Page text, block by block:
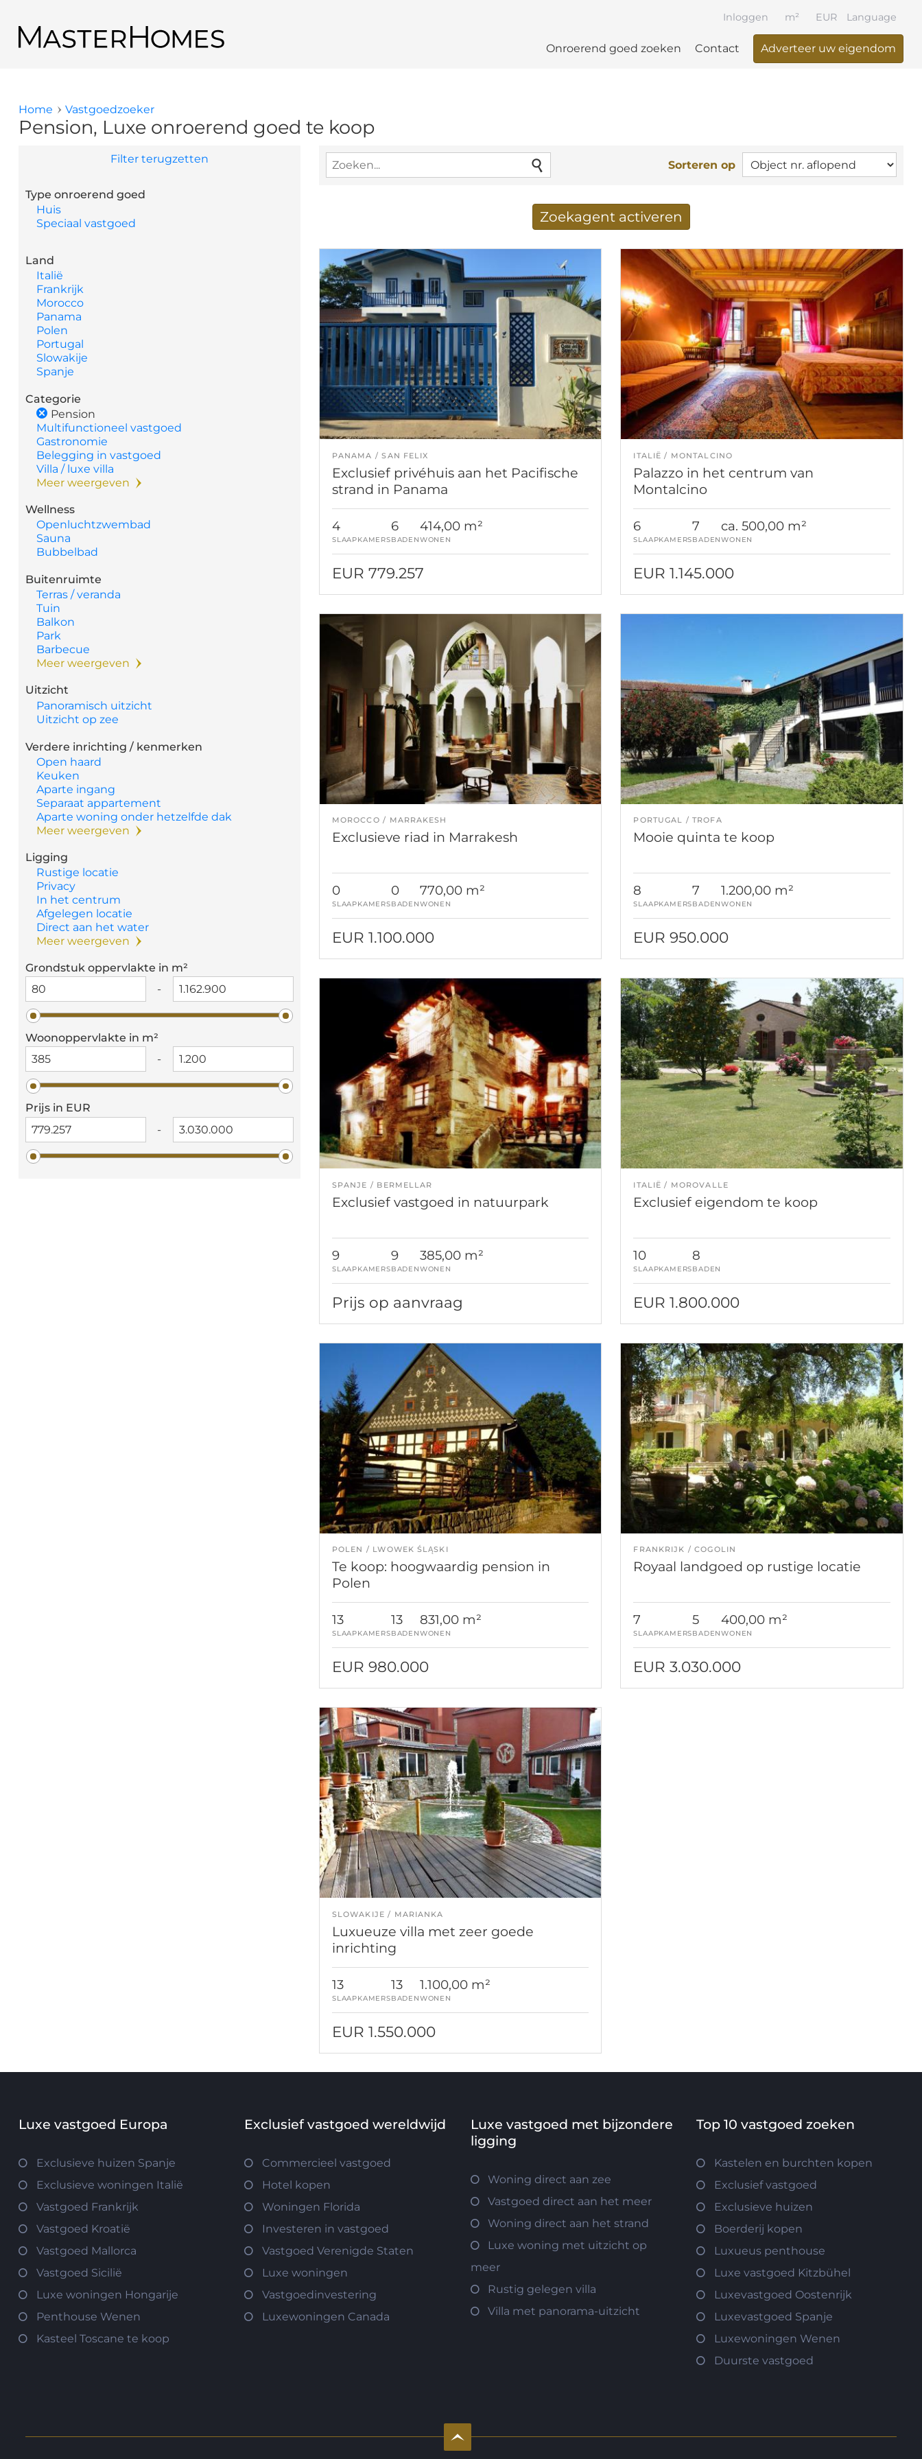
Language
Onroerend goed zoeken Contact Adverteer uw eigendom
Inloggen EUR
m²
Terug naar de zoekresultaten
U bent hier
Home Vastgoedzoeker
Pension, Luxe onroerend goed te koop
Filter terugzetten
Type onroerend goed
Huis
Speciaal vastgoed
Land
Italië
Frankrijk
Morocco
Panama
Polen
Portugal
Slowakije
Spanje
Categorie
Pension
Multifunctioneel vastgoed
Gastronomie
Belegging in vastgoed
Villa / luxe villa
Meer weergeven
Wellness
Openluchtzwembad
Sauna
Bubbelbad
Buitenruimte
Terras / veranda
Tuin
Balkon
Park
Barbecue
Meer weergeven
Uitzicht
Panoramisch uitzicht
Uitzicht op zee
Verdere inrichting / kenmerken
Open haard
Keuken
Aparte ingang
Separaat appartement
Aparte woning onder hetzelfde dak
Meer weergeven
Ligging
Rustige locatie
Privacy
In het centrum
Afgelegen locatie
Direct aan het water
Meer weergeven
Grondstuk oppervlakte in m²
-
Woonoppervlakte in m²
-
Prijs in EUR
-
Sorteren op
Zoekagent activeren
E-mailadres*
PANAMA SAN FELIX
Exclusief privéhuis aan het Pacifische
strand in Panama
4
SLAAPKAMERS
6
BADEN
414,00 m²
WONEN
EUR 779.257
ITALIË MONTALCINO
Palazzo in het centrum van
Montalcino
6
SLAAPKAMERS
7
BADEN
ca. 500,00 m²
WONEN
EUR 1.145.000
MOROCCO MARRAKESH
Exclusieve riad in Marrakesh
0
SLAAPKAMERS
0
BADEN
770,00 m²
WONEN
EUR 1.100.000
PORTUGAL TROFA
Mooie quinta te koop
8
SLAAPKAMERS
7
BADEN
1.200,00 m²
WONEN
EUR 950.000
SPANJE BERMELLAR
Exclusief vastgoed in natuurpark
9
SLAAPKAMERS
9
BADEN
385,00 m²
WONEN
Prijs op aanvraag
ITALIË MOROVALLE
Exclusief eigendom te koop
10
SLAAPKAMERS
8
BADEN
EUR 1.800.000
POLEN LWOWEK ŚLĄSKI
Te koop: hoogwaardig pension in
Polen
13
SLAAPKAMERS
13
BADEN
831,00 m²
WONEN
EUR 980.000
FRANKRIJK COGOLIN
Royaal landgoed op rustige locatie
7
SLAAPKAMERS
5
BADEN
400,00 m²
WONEN
EUR 3.030.000
SLOWAKIJE MARIANKA
Luxueuze villa met zeer goede
inrichting
13
SLAAPKAMERS
13
BADEN
1.100,00 m²
WONEN
EUR 1.550.000
Luxe vastgoed Europa
Exclusieve huizen Spanje
Exclusieve woningen Italië
Vastgoed Frankrijk
Vastgoed Kroatië
Vastgoed Mallorca
Vastgoed Sicilië
Luxe woningen Hongarije
Penthouse Wenen
Kasteel Toscane te koop
Exclusief vastgoed wereldwijd
Commercieel vastgoed
Hotel kopen
Woningen Florida
Investeren in vastgoed
Vastgoed Verenigde Staten
Luxe woningen
Vastgoedinvestering
Luxewoningen Canada
Luxe vastgoed met bijzondere
ligging
Woning direct aan zee
Vastgoed direct aan het meer
Woning direct aan het strand
Luxe woning met uitzicht op
meer
Rustig gelegen villa
Villa met panorama-uitzicht
Top 10 vastgoed zoeken
Kastelen en burchten kopen
Exclusief vastgoed
Exclusieve huizen
Boerderij kopen
Luxueus penthouse
Luxe vastgoed Kitzbühel
Luxevastgoed Oostenrijk
Luxevastgoed Spanje
Luxewoningen Wenen
Duurste vastgoed